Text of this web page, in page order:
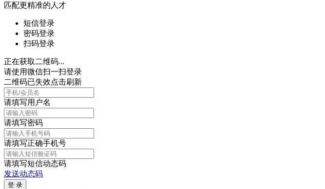
匹配更精准的人才
短信登录
密码登录
扫码登录
正在获取二维码...
请使用微信扫一扫登录
二维码已失效点击刷新
请填写用户名
请填写密码
请填写正确手机号
请填写短信动态码
发送动态码